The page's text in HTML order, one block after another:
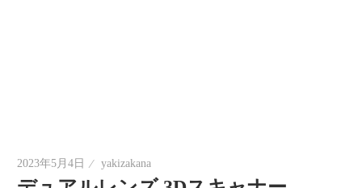
2023年5月4日 yakizakana